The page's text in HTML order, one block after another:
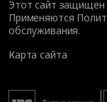
Этот сайт защищен
Применяются
обслуживания.
Карта сайта